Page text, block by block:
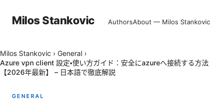
Milos Stankovic AuthorsAbout — Milos Stankovic
Milos Stankovic › General ›
Azure vpn client 設定・使い方ガイド：安全にazureへ接続する方法
【2026年最新】 – 日本語で徹底解説
GENERAL